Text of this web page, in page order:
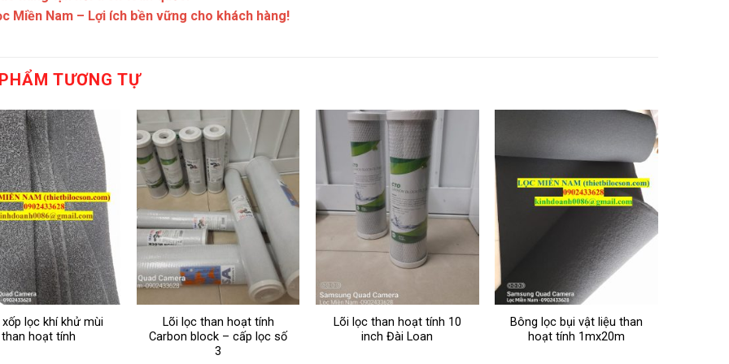
Miền Nam – Lợi ích bền vững cho khách hàng!
TƯƠNG TỰ
lọc khí khử mùi
than hoạt tính
Lõi lọc than hoạt tính
Carbon block – cấp lọc số
3
Lõi lọc than hoạt tính 10
inch Đài Loan
Bông lọc bụi vật liệu than
hoạt tính 1mx20m